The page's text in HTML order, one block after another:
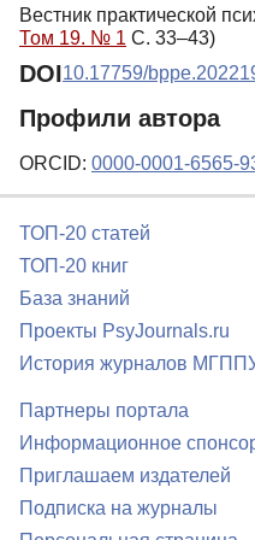
Вестник практической
Том 19. № 1 С. 33–43)
DOI10.17759/
Профили автора
ORCID: 0000-0001-6565-
ТОП-20 статей
ТОП-20 книг
База знаний
Проекты PsyJournals.ru
История журналов
Партнеры портала
Информационное
Приглашаем издателей
Подписка на журналы